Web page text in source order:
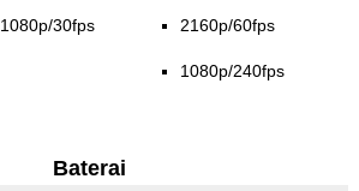
1080p/30fps 2160p/60fps
1080p/240fps
Baterai